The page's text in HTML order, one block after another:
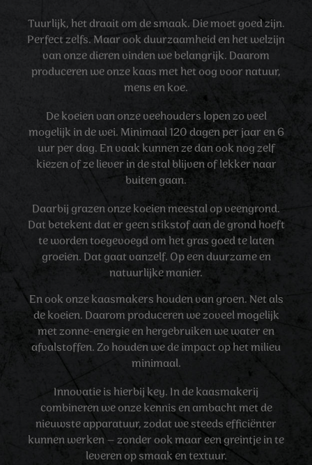
Tuurlijk, het draait om de smaak. Die moet goed zijn.
Perfect zelfs. Maar ook duurzaamheid en het welzijn
van onze dieren vinden we belangrijk. Daarom
produceren we onze kaas met het oog voor natuur,
mens en koe.
De koeien van onze veehouders lopen zo veel
mogelijk in de wei. Minimaal 120 dagen per jaar en 6
uur per dag. En vaak kunnen ze dan ook nog zelf
kiezen of ze liever in de stal blijven of lekker naar
buiten gaan.
Daarbij grazen onze koeien meestal op veengrond.
Dat betekent dat er geen stikstof aan de grond hoeft
te worden toegevoegd om het gras goed te laten
groeien. Dat gaat vanzelf. Op een duurzame en
natuurlijke manier.
En ook onze kaasmakers houden van groen. Net als
de koeien. Daarom produceren we zoveel mogelijk
met zonne-energie en hergebruiken we water en
afvalstoffen. Zo houden we de impact op het milieu
minimaal.
Innovatie is hierbij key. In de kaasmakerij
combineren we onze kennis en ambacht met de
nieuwste apparatuur, zodat we steeds efficiënter
kunnen werken – zonder ook maar een greintje in te
leveren op smaak en textuur.